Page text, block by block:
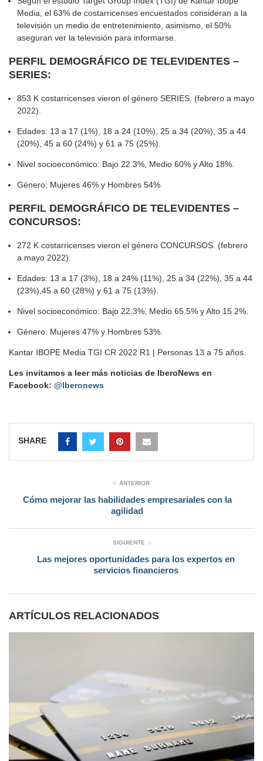
Media, el 63% de costarricenses encuestados consideran a la
televisión un medio de entretenimiento, asimismo, el 50%
aseguran ver la televisión para informarse.
PERFIL DEMOGRÁFICO DE TELEVIDENTES –
SERIES:
853 K costarricenses vieron el género SERIES. (febrero a mayo
2022).
Edades: 13 a 17 (1%), 18 a 24 (10%), 25 a 34 (20%), 35 a 44
(20%), 45 a 60 (24%) y 61 a 75 (25%).
Nivel socioeconómico: Bajo 22.3%, Medio 60% y Alto 18%.
Género: Mujeres 46% y Hombres 54%
PERFIL DEMOGRÁFICO DE TELEVIDENTES –
CONCURSOS:
272 K costarricenses vieron el género CONCURSOS. (febrero
a mayo 2022).
Edades: 13 a 17 (3%), 18 a 24% (11%), 25 a 34 (22%), 35 a 44
(23%),45 a 60 (28%) y 61 a 75 (13%).
Nivel socioeconómico: Bajo 22.3%, Medio 65.5% y Alto 15.2%.
Género: Mujeres 47% y Hombres 53%.
Kantar IBOPE Media TGI CR 2022 R1 | Personas 13 a 75 años.
Les invitamos a leer más noticias de IberoNews en
Facebook: @Iberonews
SHARE
ANTERIOR
Cómo mejorar las habilidades empresariales con la
agilidad
SIGUIENTE
Las mejores oportunidades para los expertos en
servicios financieros
ARTÍCULOS RELACIONADOS